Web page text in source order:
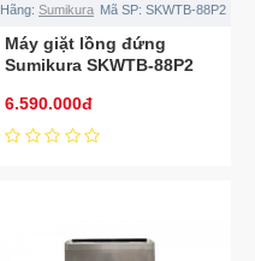
Hãng: Sumikura Mã SP: SKWTB-88P2
Máy giặt lồng đứng
Sumikura SKWTB-88P2
6.590.000đ